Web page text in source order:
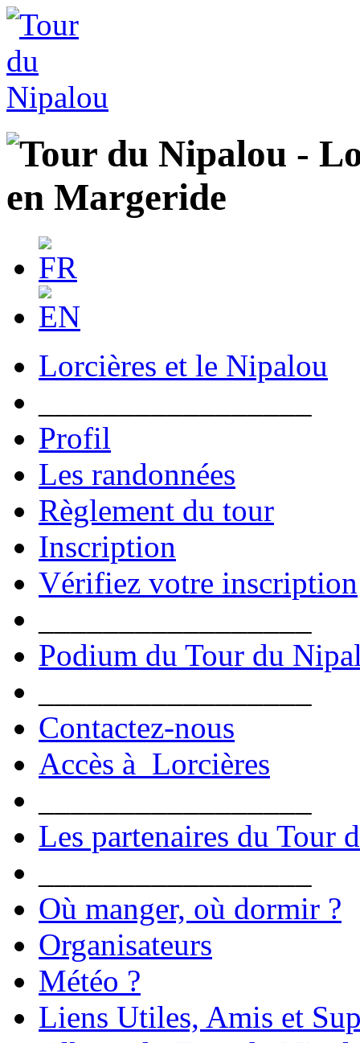
Lorcières et le Nipalou
Profil
Les randonnées
Règlement du tour
Inscription
Vérifiez votre inscription
Podium du Tour du
Contactez-nous
Accès à Lorcières
Les partenaires du Tour
Où manger, où dormir ?
Organisateurs
Météo ?
Liens Utiles, Amis et